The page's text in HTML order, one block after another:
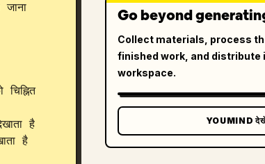
है
है
Go beyond
Collect materials, process
finished work, and distribute
workspace.
YOUMIND